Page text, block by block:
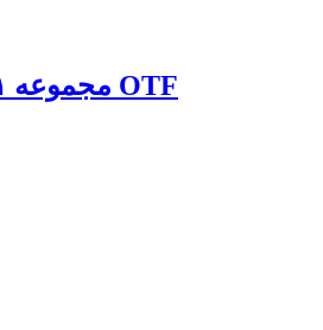
مجموعه ۱۱ فونت گرافیکی OTF